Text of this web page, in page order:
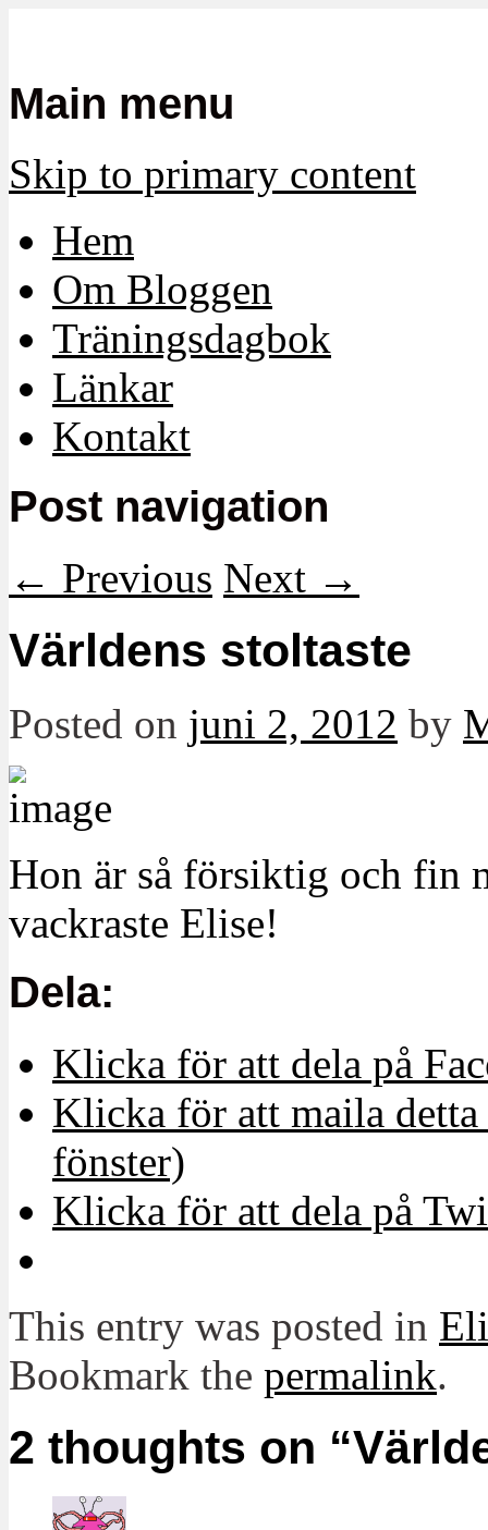
Main menu
Skip to primary content
Hem
Om Bloggen
Träningsdagbok
Länkar
Kontakt
Post navigation
← Previous Next →
Världens stoltaste
Posted on juni 2, 2012 by
Hon är så försiktig och fin
vackraste Elise!
Dela:
Klicka för att dela på
Klicka för att maila
fönster)
Klicka för att dela på
This entry was posted in
Bookmark the permalink.
2 thoughts on “